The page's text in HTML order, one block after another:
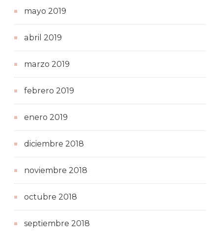
mayo 2019
abril 2019
marzo 2019
febrero 2019
enero 2019
diciembre 2018
noviembre 2018
octubre 2018
septiembre 2018